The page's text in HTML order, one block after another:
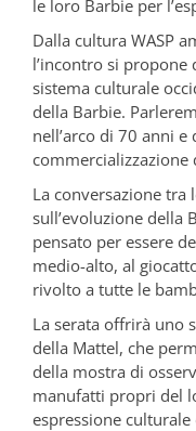
le loro Barbie per
Dalla cultura WASP
l’incontro si propone
sistema culturale
della Barbie.
nell’arco di 70 anni
commercializzazione
La conversazione tra
sull’evoluzione della
pensato per essere
medio-alto, al
rivolto a tutte le
La serata offrirà uno
della Mattel, che
della mostra di
manufatti propri del
espressione